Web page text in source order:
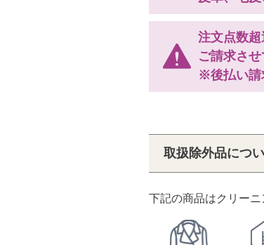
注文点数
ご請求さ
※後払い請
取扱除外品につ
下記の商品はクリーニ